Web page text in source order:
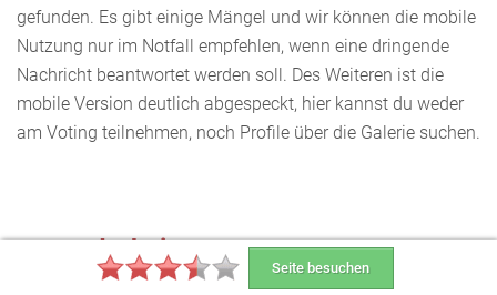
gefunden. Es gibt einige Mängel und wir können die mobile
Nutzung nur im Notfall empfehlen, wenn eine dringende
Nachricht beantwortet werden soll. Des Weiteren ist die
mobile Version deutlich abgespeckt, hier kannst du weder
am Voting teilnehmen, noch Profile über die Galerie suchen.
Besonderheiten
Seite besuchen